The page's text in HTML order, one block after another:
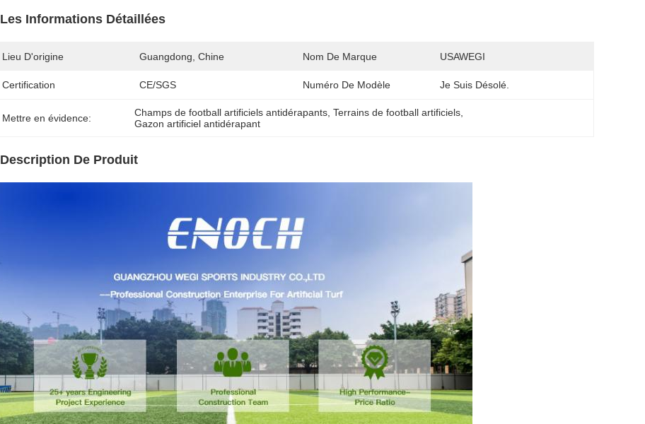
Les Informations Détaillées
Lieu D'origine Guangdong, Chine Nom De Marque USAWEGI
Certification CE/SGS Numéro De Modèle Je Suis Désolé.
Mettre en évidence: Champs de football artificiels antidérapants , Terrains de football artificiels
Gazon artificiel antidérapant
Description De Produit